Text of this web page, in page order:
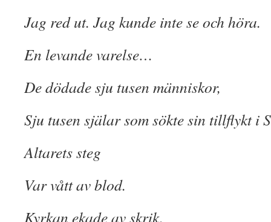
Jag red ut. Jag kunde inte se och höra.
En levande varelse…
De dödade sju tusen människor,
Sju tusen själar som sökte sin tillflykt i
Altarets steg
Var vått av blod.
Kyrkan ekade av skrik.